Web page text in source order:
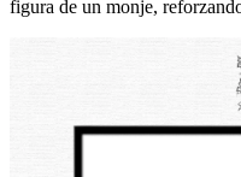
figura de un monje,